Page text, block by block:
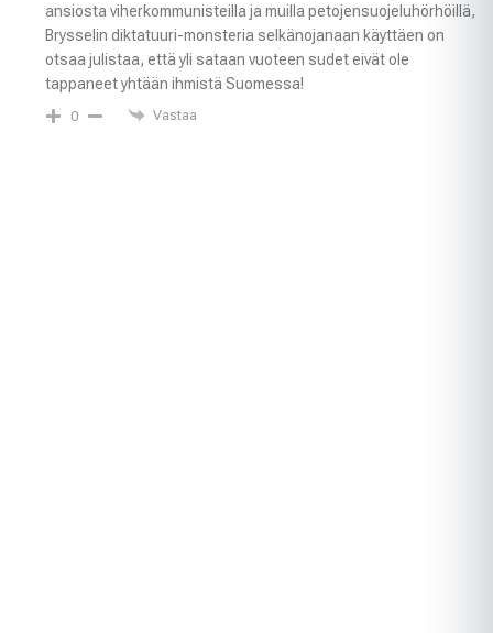
ansiosta viherkommunisteilla ja muilla petojensuojeluhörhöillä,
Brysselin diktatuuri-monsteria selkänojanaan käyttäen on
otsaa julistaa, että yli sataan vuoteen sudet eivät ole
tappaneet yhtään ihmistä Suomessa!
0 Vastaa